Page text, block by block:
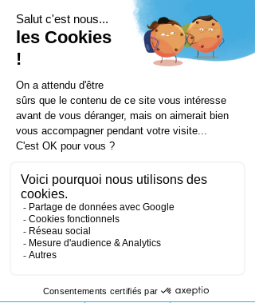
Séances à venir
Coordonnées
France